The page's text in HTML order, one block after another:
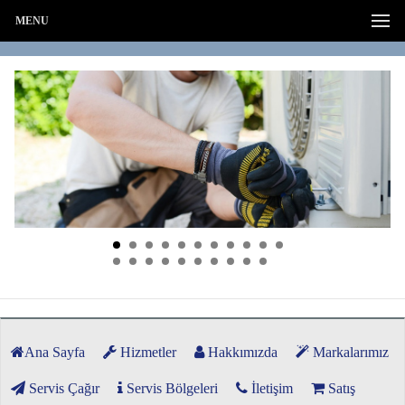
MENU
Ana Sayfa Hizmetler Hakkımızda Markalarımız
Servis Çağır Servis Bölgeleri İletişim Satış